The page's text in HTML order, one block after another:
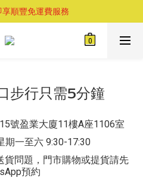
順豐免運費服務
順豐免運費服務
自取服務-請先預約
步行只需5分鐘
號盈業大廈11樓A座1106室
期一至六 9:30-17:30
貨問題，門市購物或提貨請先
預約